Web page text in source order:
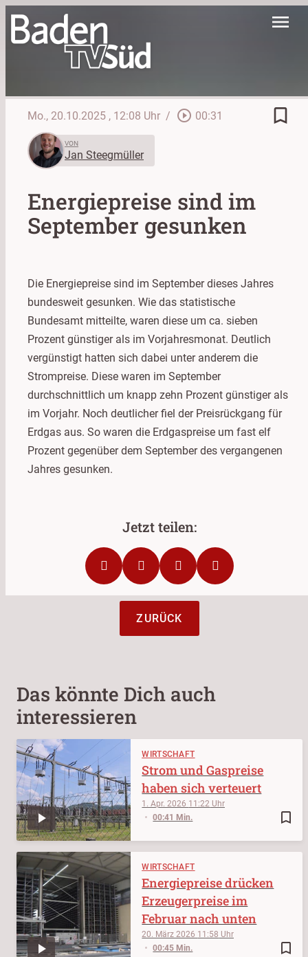
menu
Mo., 20.10.2025 , 12:08 Uhr / play_circle_outline 00:31 bookmark_border
VON
Jan Steegmüller
Energiepreise sind im
September gesunken
Die Energiepreise sind im September dieses Jahres
bundesweit gesunken. Wie das statistische
Bundesamt mitteilte, waren diese um ca. sieben
Prozent günstiger als im Vorjahresmonat. Deutlich
vergünstigt hatten sich dabei unter anderem die
Strompreise. Diese waren im September
durchschnittlich um knapp zehn Prozent günstiger als
im Vorjahr. Noch deutlicher fiel der Preisrückgang für
Erdgas aus. So waren die Erdgaspreise um fast elf
Prozent gegenüber dem September des vergangenen
Jahres gesunken.
ZURÜCK
Das könnte Dich auch
interessieren
WIRTSCHAFT
bookmark_border
1. Apr. 2026 11:22
00:41 Min.
Strom und Gaspreise
haben sich verteuert
WIRTSCHAFT
bookmark_border
20. März 2026 11:58
00:45 Min.
Energiepreise drücken
Erzeugerpreise im
Februar nach unten